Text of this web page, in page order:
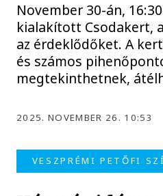
November 30-án,
kialakított Csodakert,
az érdeklődőket. A
és számos
megtekinthetnek,
2025. NOVEMBER 26. 10:53
VESZPRÉMI PETŐFI